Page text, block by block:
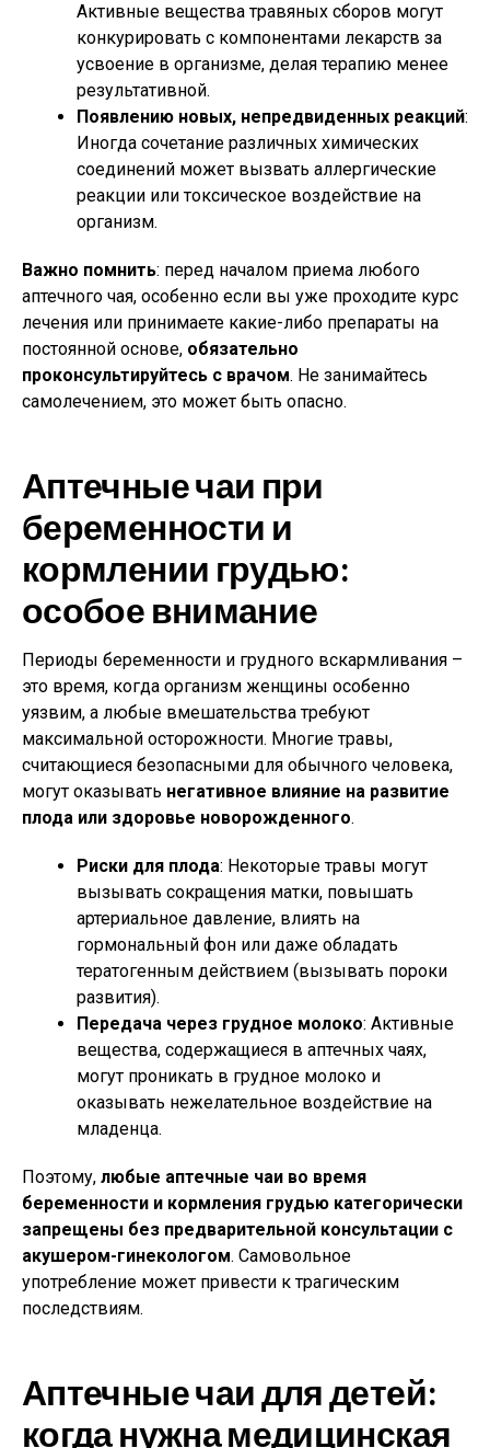
Активные вещества травяных сборов могут
конкурировать с компонентами лекарств за
усвоение в организме, делая терапию менее
результативной.
Появлению новых, непредвиденных реакций:
Иногда сочетание различных химических
соединений может вызвать аллергические
реакции или токсическое воздействие на
организм.
Важно помнить: перед началом приема любого
аптечного чая, особенно если вы уже проходите курс
лечения или принимаете какие-либо препараты на
постоянной основе, обязательно
проконсультируйтесь с врачом. Не занимайтесь
самолечением, это может быть опасно.
Аптечные чаи при
беременности и
кормлении грудью:
особое внимание
Периоды беременности и грудного вскармливания –
это время, когда организм женщины особенно
уязвим, а любые вмешательства требуют
максимальной осторожности. Многие травы,
считающиеся безопасными для обычного человека,
могут оказывать негативное влияние на развитие
плода или здоровье новорожденного.
Риски для плода: Некоторые травы могут
вызывать сокращения матки, повышать
артериальное давление, влиять на
гормональный фон или даже обладать
тератогенным действием (вызывать пороки
развития).
Передача через грудное молоко: Активные
вещества, содержащиеся в аптечных чаях,
могут проникать в грудное молоко и
оказывать нежелательное воздействие на
младенца.
Поэтому, любые аптечные чаи во время
беременности и кормления грудью категорически
запрещены без предварительной консультации с
акушером-гинекологом. Самовольное
употребление может привести к трагическим
последствиям.
Аптечные чаи для детей:
когда нужна медицинская